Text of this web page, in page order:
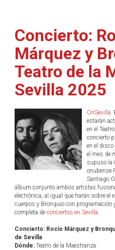
Concierto:
Márquez y
Teatro de la
Sevilla 2025
OnSevilla.
estarán
en el
concierto
en el disco
el mes de
supuso la
onubense
Santiago
álbum conjunto ambos artistas
electrónica, al igual que harán sobre el
cuerpos y Bronquio con programación
completa de conciertos en Sevilla.
Concierto: Rocío Márquez y
de Sevilla
Dónde: Teatro de la Maestranza.